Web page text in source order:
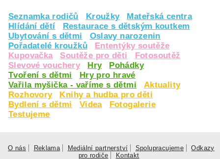
Seznamka rodičů Kroužky
Mateřská centra
Hlídání dětí
Restaurace s dětským koutkem
Ubytování s dětmi
Oslavy narozenin
Pořadatelé kroužků
Ententýky soutěže
Kupovačka
Soutěže pro děti
Fotosoutěž
Slevové vouchery
Hry
Pohádky
Tvoření s dětmi
Hry pro hravé
Vařila myšička - vaříme s dětmi
Aktuality
Rozhovory
Knihy a hudba pro děti
Bydlení s dětmi
Videa
Fotogalerie
Testujeme
O nás Reklama Mediální partnerství Spolupracujeme
Odkazy
pro rodiče
Kontakt